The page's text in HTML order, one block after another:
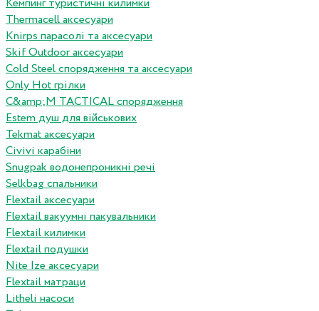
Кемпинг туристичні килимки
Thermacell аксесуари
Knirps парасолі та аксесуари
Skif Outdoor аксесуари
Cold Steel спорядження та аксесуари
Only Hot грілки
C&amp;M TACTICAL спорядження
Estem душ для військових
Tekmat аксесуари
Сivivi карабіни
Snugpak водонепроникні речі
Selkbag спальники
Flextail аксесуари
Flextail вакуумні пакувальники
Flextail килимки
Flextail подушки
Nite Ize аксесуари
Flextail матраци
Litheli насоси